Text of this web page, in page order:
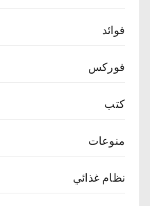
فوائد
فوركس
كتب
منوعات
نظام غذائي